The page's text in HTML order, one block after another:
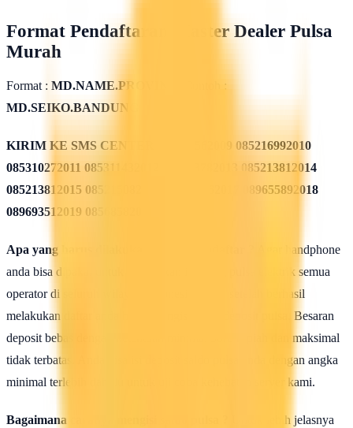
Format Pendaftaran Master Dealer Pulsa
Murah
Format : MD.NAME.PROVINSI
Contoh :
MD.SEIKO.BANDUNG
KIRIM KE SMS CENTER
085311562009 085216992010
085310272011 085311432012 085213782013 085213812014
085213812015 085215082016 085819962017 089655892018
089693512019 08568582020
Apa yang harus dilakukan seusai Mendaftar ?
Agar handphone
anda bisa dipakai untuk melakukan isi ulang pulsa elektrik semua
operator di seluruh wilayah Indonesia, maka setelah berhasil
melakukan daftar anda harus mengisi saldo deposit pulsa. Besaran
deposit bebas dengan ketentuan minimal 50rb rupiah dan maksimal
tidak terbatas. Anda bisa isi deposit saldo pulsa anda dengan angka
minimal terlebih dahulu untuk uji coba kehebatan server kami.
Bagaimana caranya mengisi saldo pulsa ?
Untuk lebih jelasnya